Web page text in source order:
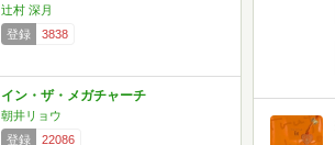
辻村 深月
登録
3838
イン・ザ・メガチャーチ
朝井リョウ
登録
22086